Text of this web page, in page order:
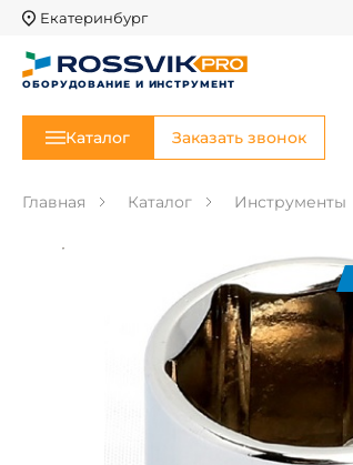
Екатеринбург
ОБОРУДОВАНИЕ И ИНСТРУМЕНТ
Каталог Заказать звонок
Главная Каталог Инструменты